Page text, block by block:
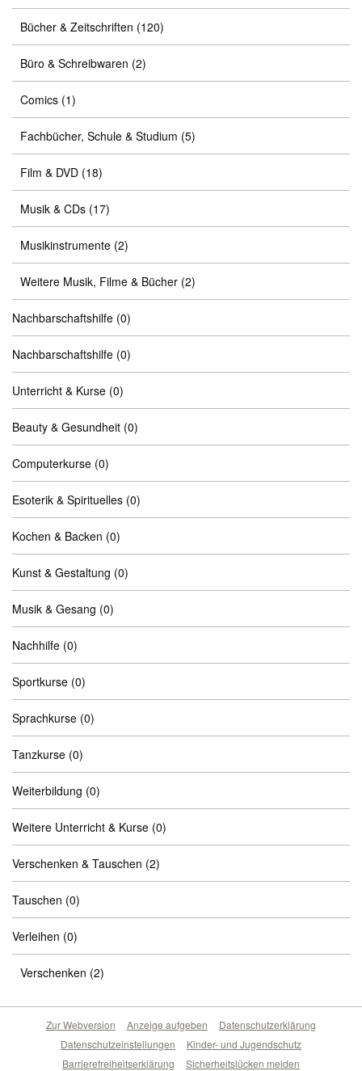
Bücher & Zeitschriften (120)
Büro & Schreibwaren (2)
Comics (1)
Fachbücher, Schule & Studium (5)
Film & DVD (18)
Musik & CDs (17)
Musikinstrumente (2)
Weitere Musik, Filme & Bücher (2)
Nachbarschaftshilfe (0)
Nachbarschaftshilfe (0)
Unterricht & Kurse (0)
Beauty & Gesundheit (0)
Computerkurse (0)
Esoterik & Spirituelles (0)
Kochen & Backen (0)
Kunst & Gestaltung (0)
Musik & Gesang (0)
Nachhilfe (0)
Sportkurse (0)
Sprachkurse (0)
Tanzkurse (0)
Weiterbildung (0)
Weitere Unterricht & Kurse (0)
Verschenken & Tauschen (2)
Tauschen (0)
Verleihen (0)
Verschenken (2)
Zur Webversion Anzeige aufgeben
Datenschutzerklärung
Datenschutzeinstellungen
Kinder- und Jugendschutz
Barrierefreiheitserklärung
Sicherheitslücken melden